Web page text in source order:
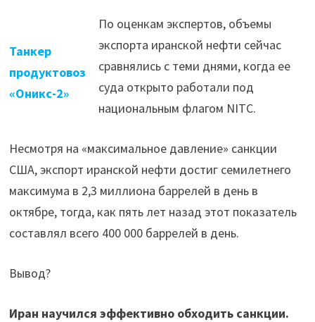
Танкер
продуктовоз
«Оникс-2»
По оценкам экспертов, объемы
экспорта иранской нефти сейчас
сравнялись с теми днями, когда ее
суда открыто работали под
национальным флагом NITC.
Несмотря на «максимальное давление» санкции
США, экспорт иранской нефти достиг семилетнего
максимума в 2,3 миллиона баррелей в день в
октябре, тогда, как пять лет назад этот показатель
составлял всего 400 000 баррелей в день.
Вывод?
Иран научился эффективно обходить санкции.